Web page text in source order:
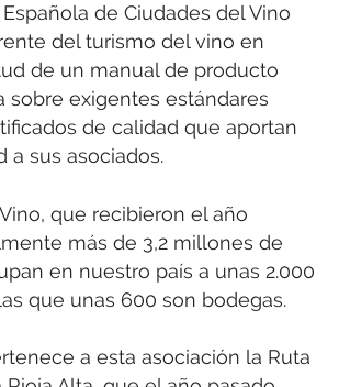
de Ciudades del Vino
del turismo del vino en
de un manual de producto
sobre exigentes estándares
de calidad que aportan
a sus asociados.
que recibieron el año
más de 3,2 millones de
en nuestro país a unas 2.000
que unas 600 son bodegas.
a esta asociación la Ruta